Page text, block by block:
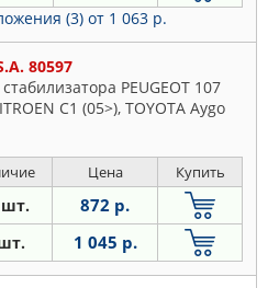
(3) от 1 063 р.
80597
PEUGEOT 107
C1 (05>), TOYOTA Aygo
Цена Купить
шт. 872 р.
1 045 р.